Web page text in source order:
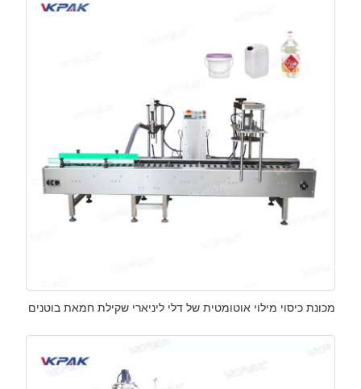
מכונת כיסוי מילוי אוטומטית של דלי ליניארי שקילת חמאת בוטנים